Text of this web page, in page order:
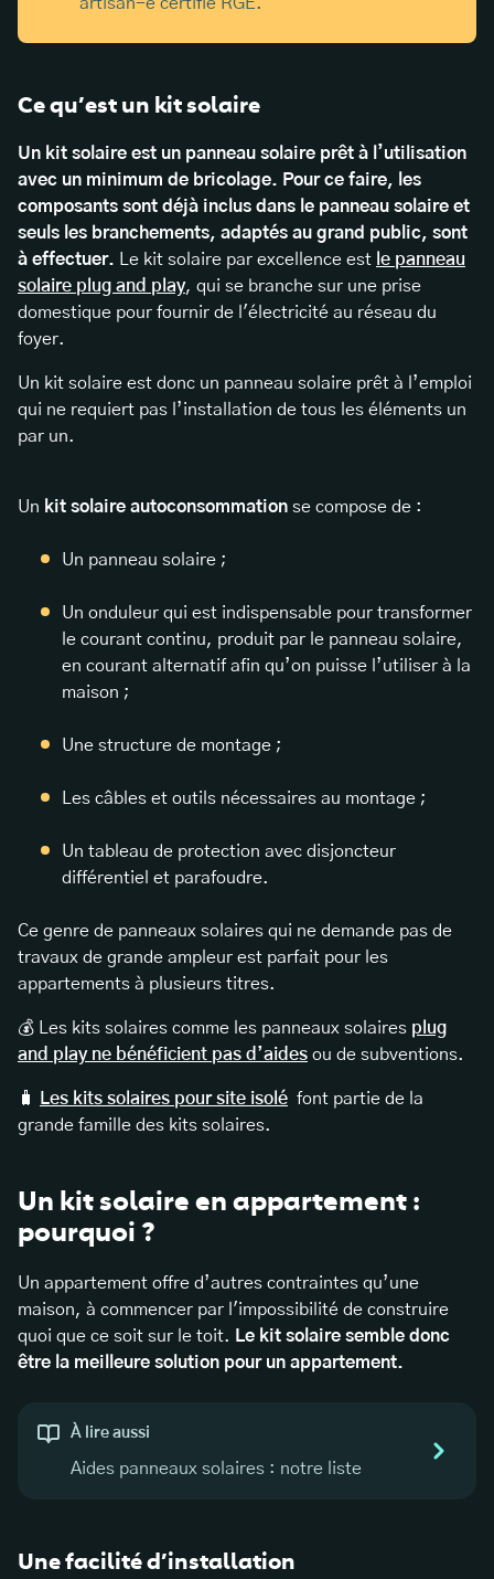
Ce qu’est un kit solaire
Un kit solaire est un panneau solaire prêt à l’utilisation
avec un minimum de bricolage. Pour ce faire, les
composants sont déjà inclus dans le panneau solaire et
seuls les branchements, adaptés au grand public, sont
à effectuer. Le kit solaire par excellence est le panneau
solaire plug and play, qui se branche sur une prise
domestique pour fournir de l'électricité au réseau du
foyer.
Un kit solaire est donc un panneau solaire prêt à l’emploi
qui ne requiert pas l’installation de tous les éléments un
par un.
Un kit solaire autoconsommation se compose de :
Un panneau solaire ;
Un onduleur qui est indispensable pour transformer
le courant continu, produit par le panneau solaire,
en courant alternatif afin qu’on puisse l’utiliser à la
maison ;
Une structure de montage ;
Les câbles et outils nécessaires au montage ;
Un tableau de protection avec disjoncteur
différentiel et parafoudre.
Ce genre de panneaux solaires qui ne demande pas de
travaux de grande ampleur est parfait pour les
appartements à plusieurs titres.
💰 Les kits solaires comme les panneaux solaires plug
and play ne bénéficient pas d’aides ou de subventions.
🧳 Les kits solaires pour site isolé font partie de la
grande famille des kits solaires.
Un kit solaire en appartement :
pourquoi ?
Un appartement offre d’autres contraintes qu’une
maison, à commencer par l'impossibilité de construire
quoi que ce soit sur le toit. Le kit solaire semble donc
être la meilleure solution pour un appartement.
À lire aussi
Aides panneaux solaires : notre liste
Une facilité d’installation